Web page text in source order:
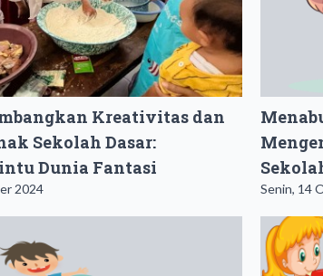
Kreativitas dan
Sekolah Dasar:
Dunia Fantasi
2024 Senin, 14